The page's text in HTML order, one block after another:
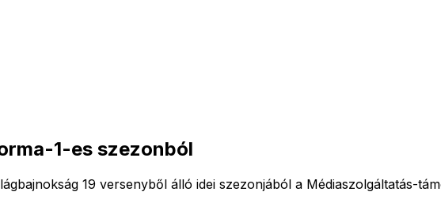
1-es szezonból
19 versenyből álló idei szezonjából a Médiaszolgáltatás-